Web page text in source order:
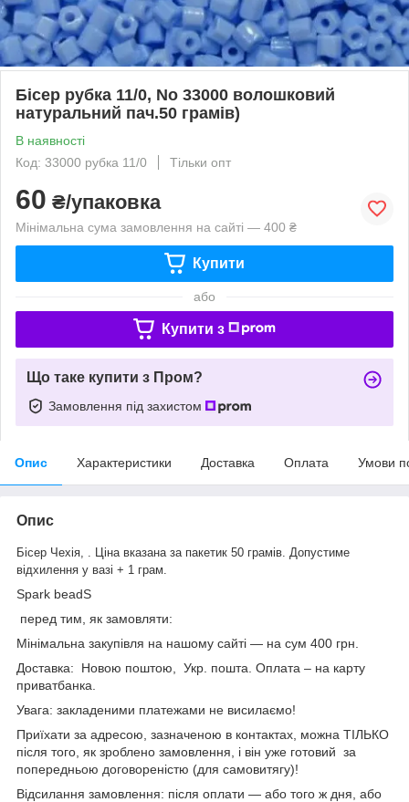
Бісер рубка 11/0, No 33000 волошковий
натуральний пач.50 грамів)
В наявності
Код: 33000 рубка 11/0
Тільки опт
60 ₴/упаковка
Мінімальна сума замовлення на сайті — 400 ₴
Купити
або
Купити з
Що таке купити з Пром?
Замовлення під захистом
Опис Характеристики Доставка Оплата Умови
Опис
Бісер Чехія, . Ціна вказана за пакетик 50 грамів. Допустиме
відхилення у вазі + 1 грам.
Spark beadS
перед тим, як замовляти:
Мінімальна закупівля на нашому сайті — на сум 400 грн.
Доставка: Новою поштою, Укр. пошта. Оплата – на карту
приватбанка.
Увага: закладеними платежами не висилаємо!
Приїхати за адресою, зазначеною в контактах, можна ТІЛЬКО
після того, як зроблено замовлення, і він уже готовий за
попередньою договореністю (для самовитягу)!
Відсилання замовлення: після оплати — або того ж дня, або